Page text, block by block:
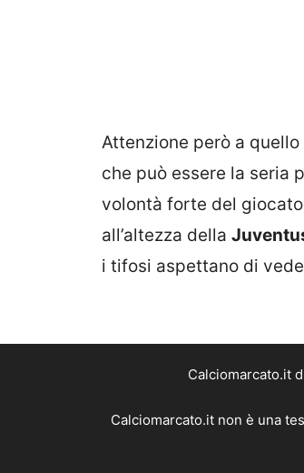
Attenzione però a
che può essere la seria
volontà forte del
all’altezza della
i tifosi aspettano di
Calciomarcato.it
Calciomarcato.it non è una